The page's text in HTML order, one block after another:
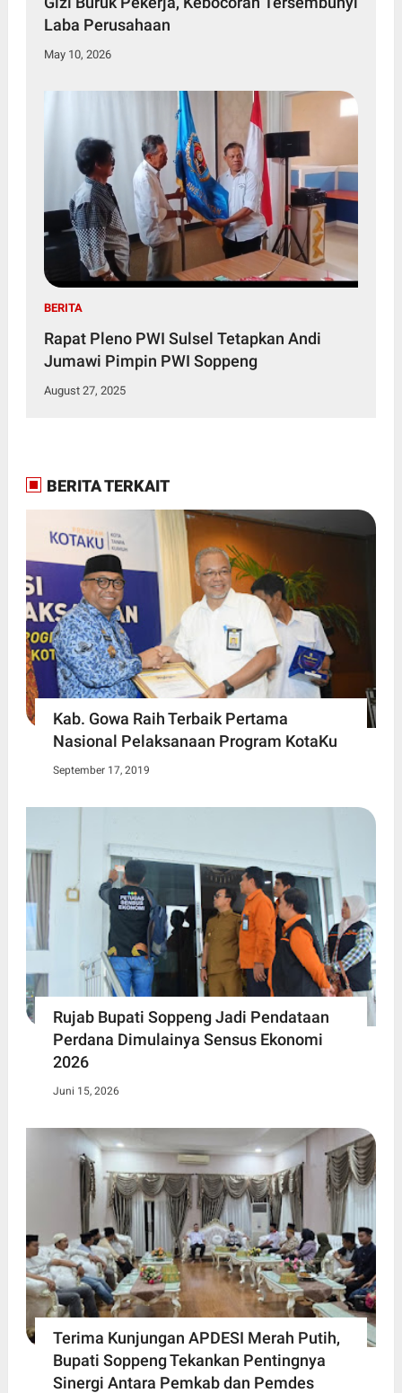
Laba Perusahaan
May 10, 2026
BERITA
Rapat Pleno PWI Sulsel Tetapkan Andi
Jumawi Pimpin PWI Soppeng
August 27, 2025
BERITA TERKAIT
Kab. Gowa Raih Terbaik Pertama
Nasional Pelaksanaan Program KotaKu
September 17, 2019
Rujab Bupati Soppeng Jadi Pendataan
Perdana Dimulainya Sensus Ekonomi
2026
Juni 15, 2026
Terima Kunjungan APDESI Merah Putih,
Bupati Soppeng Tekankan Pentingnya
Sinergi Antara Pemkab dan Pemdes